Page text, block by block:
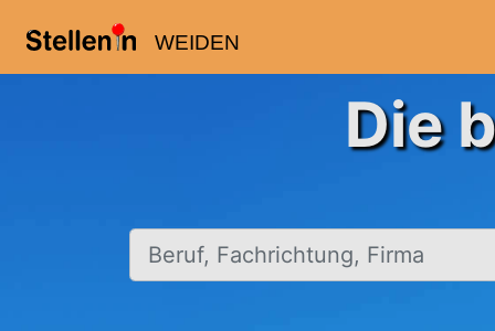
WEIDEN
Die
Beruf, Fachrichtung, Firma